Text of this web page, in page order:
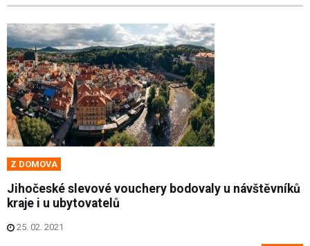
Z DOMOVA
Jihočeské slevové vouchery bodovaly u návštěvníků
kraje i u ubytovatelů
25. 02. 2021